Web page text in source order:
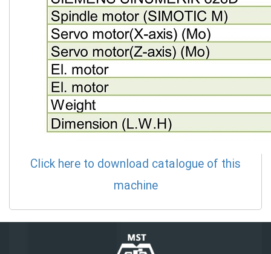
Click here to download catalogue of this
machine